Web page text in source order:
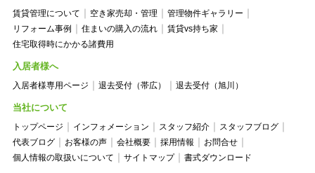
賃貸管理について 空き家売却・管理
管理物件ギャラリー
リフォーム事例
住まいの購入の流れ
賃貸vs持ち家
住宅取得時にかかる諸費用
入居者様へ
入居者様専用ページ 退去受付（帯広） 退去受付（旭川）
当社について
トップページ インフォメーション スタッフ紹介
スタッフブログ
代表ブログ
お客様の声 会社概要 採用情報
お問合せ
個人情報の取扱いについて
サイトマップ 書式ダウンロード